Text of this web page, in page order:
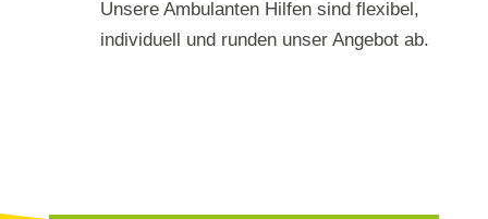
Unsere Ambulanten Hilfen sind flexibel,
individuell und runden unser Angebot ab.